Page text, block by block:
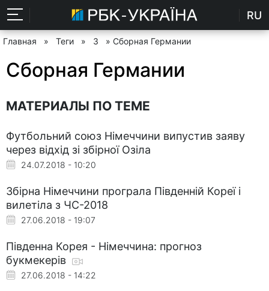
RU
Главная » Теги » З » Сборная Германии
Сборная Германии
МАТЕРИАЛЫ ПО ТЕМЕ
Футбольний союз Німеччини випустив заяву
через відхід зі збірної Озіла
24.07.2018 - 10:20
Збірна Німеччини програла Південній Кореї і
вилетіла з ЧС-2018
27.06.2018 - 19:07
Південна Корея - Німеччина: прогноз
букмекерів
27.06.2018 - 14:22